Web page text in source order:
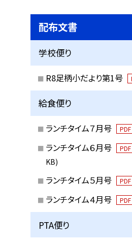
配布文書
学校便り
R8足柄小だより第1号
給食便り
ランチタイム７月号 PDF
ランチタイム６月号 PDF
KB)
ランチタイム５月号 PDF
ランチタイム４月号 PDF
PTA便り